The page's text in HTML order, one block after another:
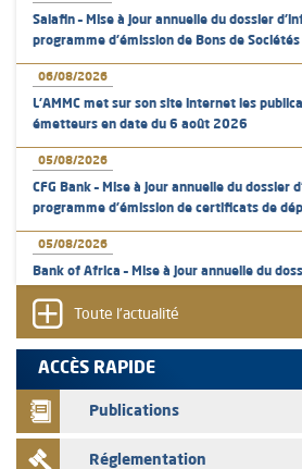
Salafin – Mise à jour annuelle du dossier
programme d'émission de Bons de
06/08/2026
L’AMMC met sur son site internet les
émetteurs en date du 6 août 2026
05/08/2026
CFG Bank – Mise à jour annuelle du dossier
programme d'émission de certificats de
05/08/2026
Bank of Africa – Mise à jour annuelle du
05/08/2026
L’AMMC met sur son site internet les
émetteurs en date du 5 août 2026
04/08/2026
L’AMMC met sur son site internet les
émetteurs en date du 4 août 2026
Toute l'actualité
ACCÈS RAPIDE
Publications
Réglementation